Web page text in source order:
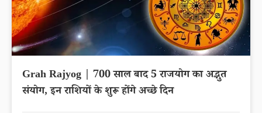
Grah Rajyog | 700 साल बाद 5 राजयोग का अद्भुत
संयोग, इन राशियों के शुरू होंगे अच्छे दिन